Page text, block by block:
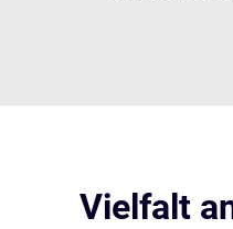
Vielfalt